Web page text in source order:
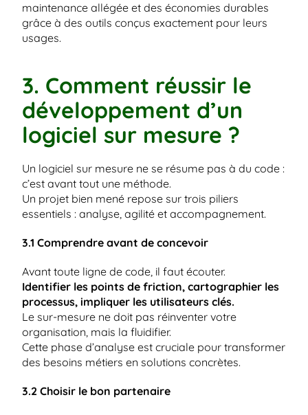
maintenance allégée et des économies durables
grâce à des outils conçus exactement pour leurs
usages.
3. Comment réussir le
développement d’un
logiciel sur mesure ?
Un logiciel sur mesure ne se résume pas à du code :
c’est avant tout une méthode.
Un projet bien mené repose sur trois piliers
essentiels : analyse, agilité et accompagnement.
3.1 Comprendre avant de concevoir
Avant toute ligne de code, il faut écouter.
Identifier les points de friction, cartographier les
processus, impliquer les utilisateurs clés.
Le sur-mesure ne doit pas réinventer votre
organisation, mais la fluidifier.
Cette phase d’analyse est cruciale pour transformer
des besoins métiers en solutions concrètes.
3.2 Choisir le bon partenaire